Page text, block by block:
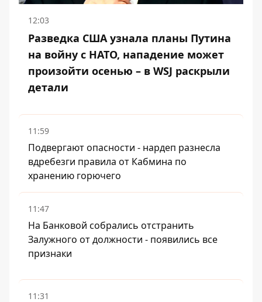
12:03
Разведка США узнала планы Путина
на войну с НАТО, нападение может
произойти осенью – в WSJ раскрыли
детали
11:59
Подвергают опасности - нардеп разнесла
вдребезги правила от Кабмина по
хранению горючего
11:47
На Банковой собрались отстранить
Залужного от должности - появились все
признаки
11:31